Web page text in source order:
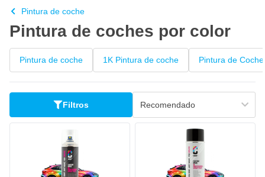
Pintura de coche
Pintura de coches por color
Pintura de coche 1K Pintura de coche Pintura de
Filtros